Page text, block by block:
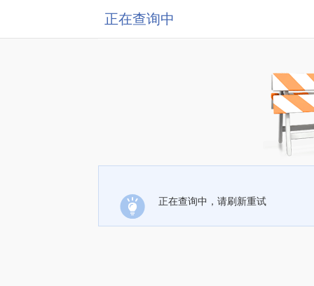
正在查询中
正在查询中，请刷新重试